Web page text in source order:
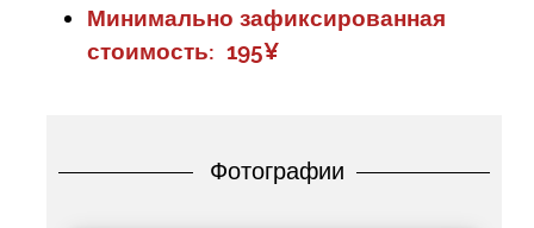
Минимально зафиксированная
стоимость: 195¥
Фотографии